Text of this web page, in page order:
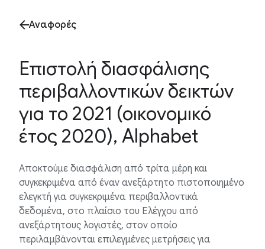
Αναφορές
Επιστολή διασφάλισης
περιβαλλοντικών δεικτών
για το 2021 (οικονομικό
έτος 2020), Alphabet
Αποκτούμε διασφάλιση από τρίτα μέρη και
συγκεκριμένα από έναν ανεξάρτητο πιστοποιημένο
ελεγκτή για συγκεκριμένα περιβαλλοντικά
δεδομένα, στο πλαίσιο του Ελέγχου από
ανεξάρτητους λογιστές, στον οποίο
περιλαμβάνονται επιλεγμένες μετρήσεις για